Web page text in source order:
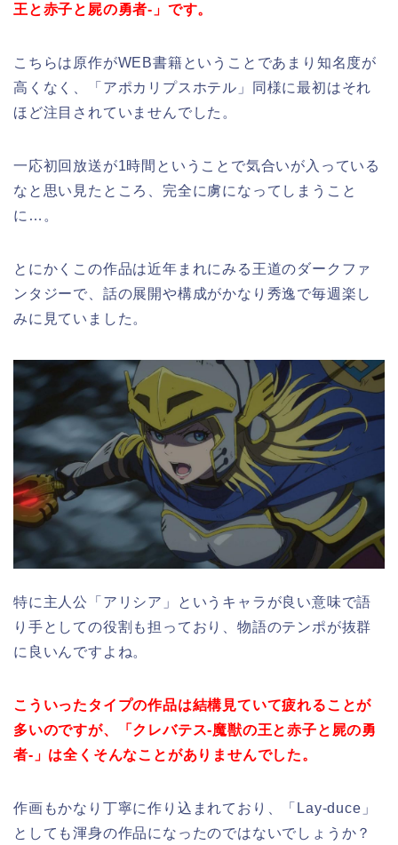
王と赤子と屍の勇者-」です。
こちらは原作がWEB書籍ということであまり知名度が
高くなく、「アポカリプスホテル」同様に最初はそれ
ほど注目されていませんでした。
一応初回放送が1時間ということで気合いが入っている
なと思い見たところ、完全に虜になってしまうこと
に…。
とにかくこの作品は近年まれにみる王道のダークファ
ンタジーで、話の展開や構成がかなり秀逸で毎週楽し
みに見ていました。
特に主人公「アリシア」というキャラが良い意味で語
り手としての役割も担っており、物語のテンポが抜群
に良いんですよね。
こういったタイプの作品は結構見ていて疲れることが
多いのですが、「クレバテス-魔獣の王と赤子と屍の勇
者-」は全くそんなことがありませんでした。
作画もかなり丁寧に作り込まれており、「Lay-duce」
としても渾身の作品になったのではないでしょうか？